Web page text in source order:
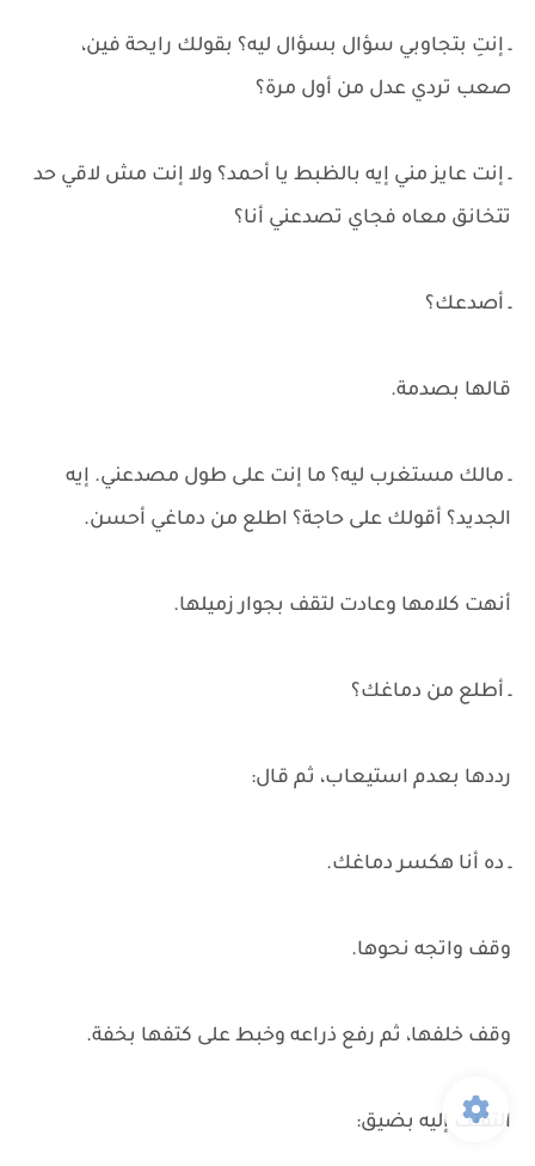
ـ إنتِ بتجاوبي سؤال بسؤال ليه؟ بقولك رايحة فين،
صعب تردي عدل من أول مرة؟
ـ إنت عايز مني إيه بالظبط يا أحمد؟ ولا إنت مش لاقي حد
تتخانق معاه فجاي تصدعني أنا؟
ـ أصدعك؟
قالها بصدمة.
ـ مالك مستغرب ليه؟ ما إنت على طول مصدعني. إيه
الجديد؟ أقولك على حاجة؟ اطلع من دماغي أحسن.
أنهت كلامها وعادت لتقف بجوار زميلها.
ـ أطلع من دماغك؟
رددها بعدم استيعاب، ثم قال:
ـ ده أنا هكسر دماغك.
وقف واتجه نحوها.
وقف خلفها، ثم رفع ذراعه وخبط على كتفها بخفة.
التفتت إليه بضيق: